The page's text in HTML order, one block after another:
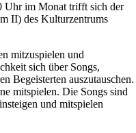
Uhr im Monat trifft sich der
II) des Kulturzentrums
mitzuspielen und
sich über Songs,
Begeisterten auszutauschen.
mitspielen. Die Songs sind
und mitspielen